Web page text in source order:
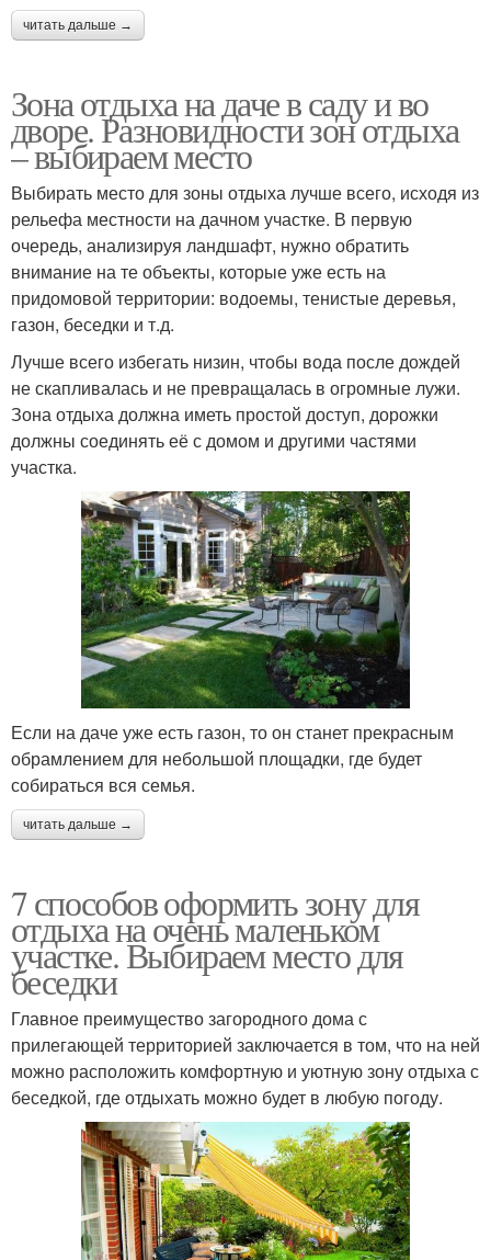
читать дальше →
Зона отдыха на даче в саду и во
дворе. Разновидности зон отдыха
– выбираем место
Выбирать место для зоны отдыха лучше всего, исходя из
рельефа местности на дачном участке. В первую
очередь, анализируя ландшафт, нужно обратить
внимание на те объекты, которые уже есть на
придомовой территории: водоемы, тенистые деревья,
газон, беседки и т.д.
Лучше всего избегать низин, чтобы вода после дождей
не скапливалась и не превращалась в огромные лужи.
Зона отдыха должна иметь простой доступ, дорожки
должны соединять её с домом и другими частями
участка.
Если на даче уже есть газон, то он станет прекрасным
обрамлением для небольшой площадки, где будет
собираться вся семья.
читать дальше →
7 способов оформить зону для
отдыха на очень маленьком
участке. Выбираем место для
беседки
Главное преимущество загородного дома с
прилегающей территорией заключается в том, что на ней
можно расположить комфортную и уютную зону отдыха с
беседкой, где отдыхать можно будет в любую погоду.